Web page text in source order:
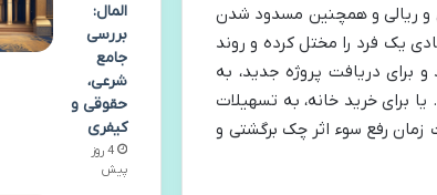
و ریالی و همچنین مسدود شدن
یک فرد را مختل کرده و روند
برای دریافت پروژه جدید، به
برای خرید خانه، به تسهیلات
رفع سوء اثر چک برگشتی و
المال:
بررسی
جامع
شرعی،
حقوقی و
کیفری
4 روز
پیش